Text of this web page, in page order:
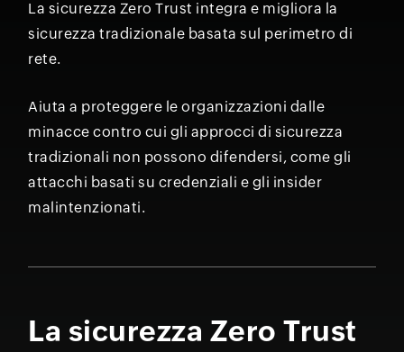
La sicurezza Zero Trust integra e migliora la
sicurezza tradizionale basata sul perimetro di
rete.
Aiuta a proteggere le organizzazioni dalle
minacce contro cui gli approcci di sicurezza
tradizionali non possono difendersi, come gli
attacchi basati su credenziali e gli insider
malintenzionati.
La sicurezza Zero Trust